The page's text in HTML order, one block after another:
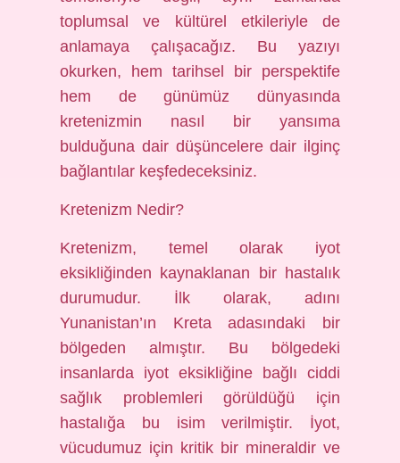
toplumsal ve kültürel etkileriyle de
anlamaya çalışacağız. Bu yazıyı
okurken, hem tarihsel bir perspektife
hem de günümüz dünyasında
kretenizmin nasıl bir yansıma
bulduğuna dair düşüncelere dair ilginç
bağlantılar keşfedeceksiniz.
Kretenizm Nedir?
Kretenizm, temel olarak iyot
eksikliğinden kaynaklanan bir hastalık
durumudur. İlk olarak, adını
Yunanistan’ın Kreta adasındaki bir
bölgeden almıştır. Bu bölgedeki
insanlarda iyot eksikliğine bağlı ciddi
sağlık problemleri görüldüğü için
hastalığa bu isim verilmiştir. İyot,
vücudumuz için kritik bir mineraldir ve